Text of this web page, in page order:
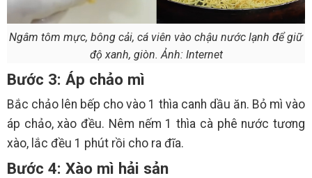
Ngâm tôm mực, bông cải, cá viên vào chậu nước lạnh để giữ
độ xanh, giòn. Ảnh: Internet
Bước 3: Áp chảo mì
Bắc chảo lên bếp cho vào 1 thìa canh dầu ăn. Bỏ mì vào
áp chảo, xào đều. Nêm nếm 1 thìa cà phê nước tương
xào, lắc đều 1 phút rồi cho ra đĩa.
Bước 4: Xào mì hải sản